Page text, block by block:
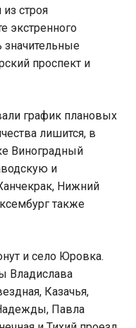
строя
экстренного
значительные
проспект и
график плановых
лишится, в
Виноградный
и
Нижний
также
и село Юровка.
Владислава
Казачья,
Павла